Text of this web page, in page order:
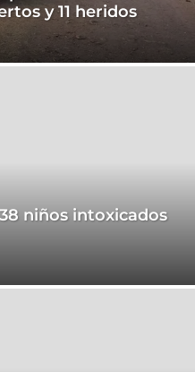
y 11 heridos
niños intoxicados